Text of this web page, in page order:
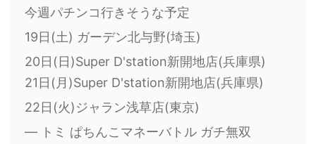
今週パチンコ行きそうな予定
19日(土) ガーデン北与野(埼玉)
20日(日)Super D'station新開地店(兵庫県)
21日(月)Super D'station新開地店(兵庫県)
22日(火)ジャラン浅草店(東京)
— トミ ぱちんこマネーバトル ガチ無双